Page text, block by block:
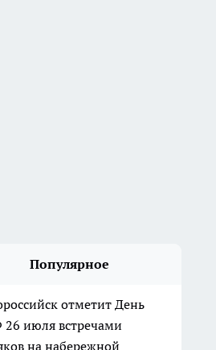
Популярное
отметит День
июля встречами
на набережной